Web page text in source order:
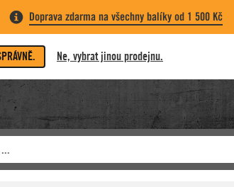
Doprava zdarma na všechny balíky od 1 500 Kč
Ne, vybrat jinou prodejnu.